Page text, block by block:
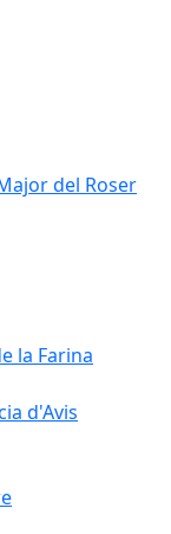
del Roser
la Farina
d'Avis